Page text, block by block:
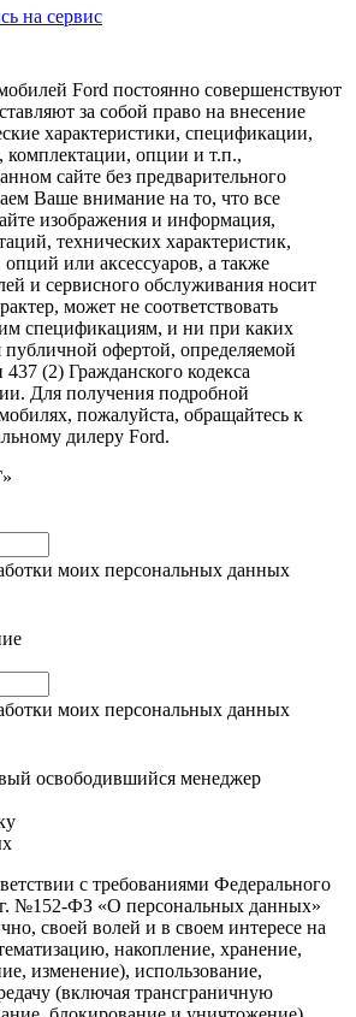
на сервис
Ford постоянно совершенствуют
за собой право на внесение
характеристики, спецификации,
комплектации, опции и т.п.,
сайте без предварительного
Ваше внимание на то, что все
изображения и информация,
технических характеристик,
или аксессуаров, а также
и сервисного обслуживания носит
может не соответствовать
спецификациям, и ни при каких
публичной офертой, определяемой
(2) Гражданского кодекса
Для получения подробной
пожалуйста, обращайтесь к
дилеру Ford.
моих персональных данных
моих персональных данных
освободившийся менеджер
с требованиями Федерального
г. №152-ФЗ «О персональных данных»
своей волей и в своем интересе на
накопление, хранение,
изменение), использование,
(включая трансграничную